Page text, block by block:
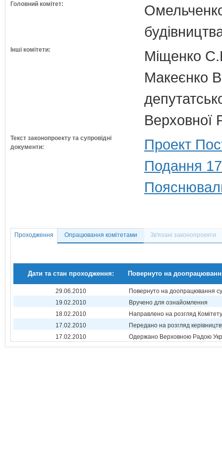
Головний комітет:
Інші комітети:
Міщенко
Макеєнко
Верховної
Текст законопроекту та супровідні
документи:
Проект
Подання
Проходження Опрацювання комітетами Зв'язані законопроекти
Дати та стан проходження: Повернуто на
29.06.2010
Повернуто на доопрацювання
19.02.2010
Вручено для ознайомлення
18.02.2010
Направлено на розгляд Комітету
17.02.2010
Передано на розгляд
17.02.2010
Одержано Верховною Радою